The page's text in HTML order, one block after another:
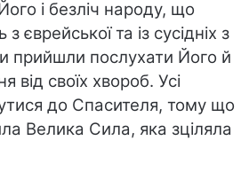
і безліч народу, що
з єврейської та із сусідніх з
прийшли послухати Його й
від своїх хвороб. Усі
до Спасителя, тому що
Велика Сила, яка зціляла